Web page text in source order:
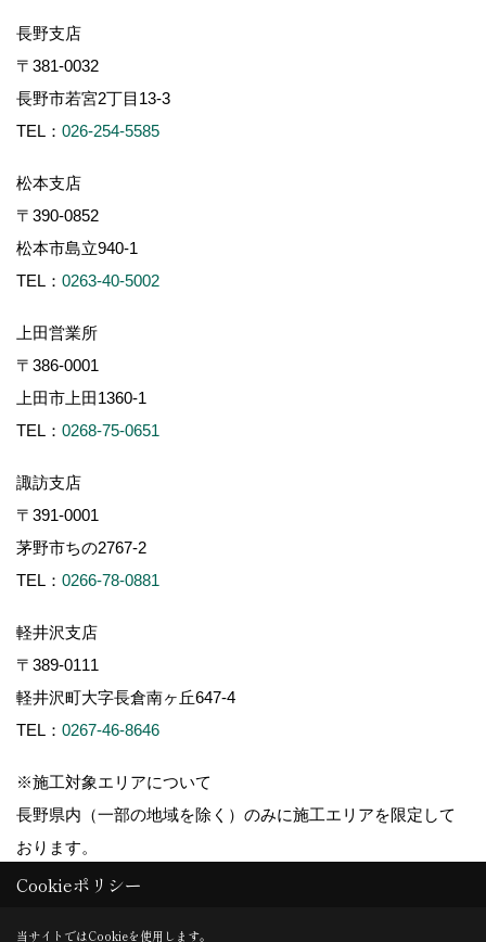
長野支店
〒381-0032
長野市若宮2丁目13-3
TEL： 026-254-5585
松本支店
〒390-0852
松本市島立940-1
TEL： 0263-40-5002
上田営業所
〒386-0001
上田市上田1360-1
TEL： 0268-75-0651
諏訪支店
〒391-0001
茅野市ちの2767-2
TEL： 0266-78-0881
軽井沢支店
〒389-0111
軽井沢町大字長倉南ヶ丘647-4
TEL： 0267-46-8646
※施工対象エリアについて
長野県内（一部の地域を除く）のみに施工エリアを限定して
おります。
Cookieポリシー
当サイトではCookieを使用します。